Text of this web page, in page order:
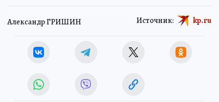
Александр ГРИШИН Источник: kp.ru